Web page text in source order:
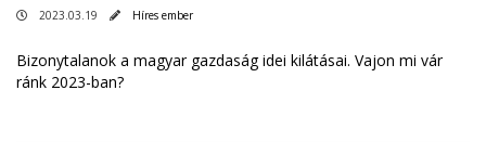
2023.03.19 Híres ember
Bizonytalanok a magyar gazdaság idei kilátásai. Vajon mi vár
ránk 2023-ban?